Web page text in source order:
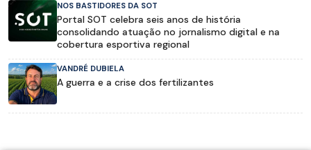
NOS BASTIDORES DA SOT
Portal SOT celebra seis anos de história
consolidando atuação no jornalismo digital e na
cobertura esportiva regional
VANDRÉ DUBIELA
A guerra e a crise dos fertilizantes